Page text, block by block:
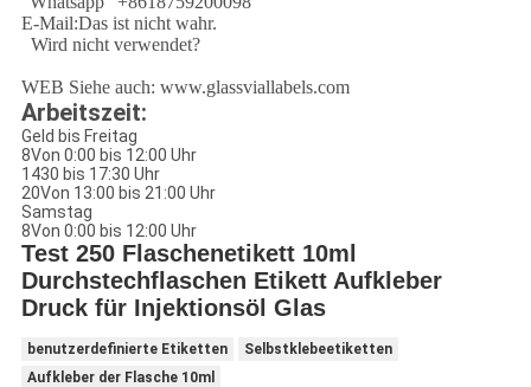
E-Mail:Das ist nicht wahr.
Wird nicht verwendet?
WEB Siehe auch: www.glassviallabels.com
Arbeitszeit:
Geld bis Freitag
8Von 0:00 bis 12:00 Uhr
1430 bis 17:30 Uhr
20Von 13:00 bis 21:00 Uhr
Samstag
8Von 0:00 bis 12:00 Uhr
Test 250 Flaschenetikett 10ml
Durchstechflaschen Etikett Aufkleber
Druck für Injektionsöl Glas
benutzerdefinierte Etiketten
Selbstklebeetiketten
Aufkleber der Flasche 10ml